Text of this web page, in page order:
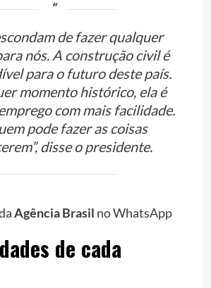
de fazer qualquer
nós. A construção civil é
para o futuro deste país.
momento histórico, ela é
com mais facilidade.
pode fazer as coisas
disse o presidente.
Agência Brasil no WhatsApp
de cada